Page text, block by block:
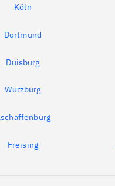
Köln
Dortmund
Duisburg
Würzburg
Freising